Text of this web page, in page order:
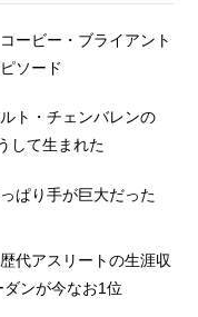
ービー・ブライアント
ソード
ト・チェンバレンの
して生まれた
ぱり手が巨大だった
代アスリートの生涯収
ダンが今なお1位